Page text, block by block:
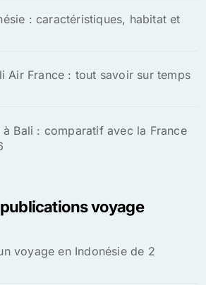
: caractéristiques, habitat et
Air France : tout savoir sur temps
Bali : comparatif avec la France
voyage
voyage en Indonésie de 2